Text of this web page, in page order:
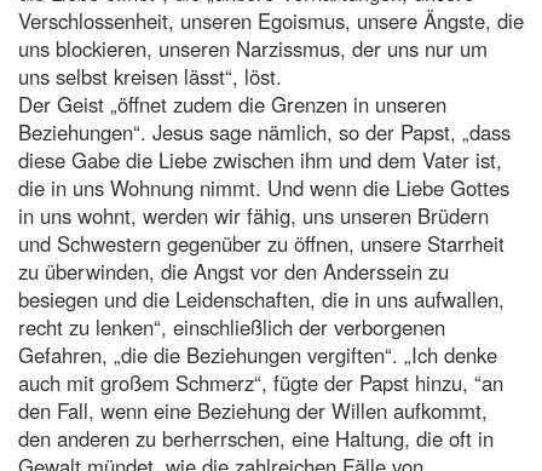
Verschlossenheit, unseren Egoismus, unsere Ängste, die
uns blockieren, unseren Narzissmus, der uns nur um
uns selbst kreisen lässt“, löst.
Der Geist „öffnet zudem die Grenzen in unseren
Beziehungen“. Jesus sage nämlich, so der Papst, „dass
diese Gabe die Liebe zwischen ihm und dem Vater ist,
die in uns Wohnung nimmt. Und wenn die Liebe Gottes
in uns wohnt, werden wir fähig, uns unseren Brüdern
und Schwestern gegenüber zu öffnen, unsere Starrheit
zu überwinden, die Angst vor den Anderssein zu
besiegen und die Leidenschaften, die in uns aufwallen,
recht zu lenken“, einschließlich der verborgenen
Gefahren, „die die Beziehungen vergiften“. „Ich denke
auch mit großem Schmerz“, fügte der Papst hinzu, “an
den Fall, wenn eine Beziehung der Willen aufkommt,
den anderen zu berherrschen, eine Haltung, die oft in